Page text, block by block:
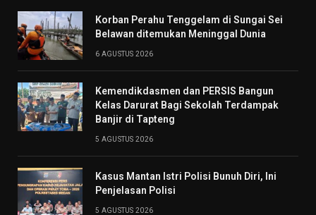
Korban Perahu Tenggelam di Sungai Sei
Belawan ditemukan Meninggal Dunia
6 AGUSTUS 2026
Kemendikdasmen dan PERSIS Bangun
Kelas Darurat Bagi Sekolah Terdampak
Banjir di Tapteng
5 AGUSTUS 2026
Kasus Mantan Istri Polisi Bunuh Diri, Ini
Penjelasan Polisi
5 AGUSTUS 2026